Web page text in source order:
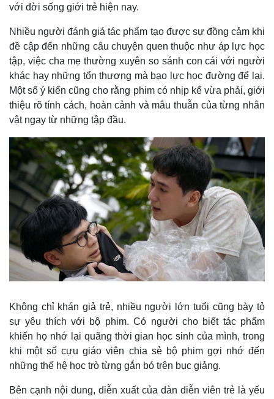
với đời sống giới trẻ hiện nay.
Nhiều người đánh giá tác phẩm tạo được sự đồng cảm khi
đề cập đến những câu chuyện quen thuộc như áp lực học
tập, việc cha mẹ thường xuyên so sánh con cái với người
khác hay những tổn thương mà bạo lực học đường để lại.
Một số ý kiến cũng cho rằng phim có nhịp kể vừa phải, giới
thiệu rõ tính cách, hoàn cảnh và mâu thuẫn của từng nhân
vật ngay từ những tập đầu.
Không chỉ khán giả trẻ, nhiều người lớn tuổi cũng bày tỏ
sự yêu thích với bộ phim. Có người cho biết tác phẩm
khiến họ nhớ lại quãng thời gian học sinh của mình, trong
khi một số cựu giáo viên chia sẻ bộ phim gợi nhớ đến
những thế hệ học trò từng gắn bó trên bục giảng.
Bên cạnh nội dung, diễn xuất của dàn diễn viên trẻ là yếu